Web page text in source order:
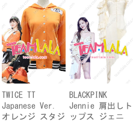
TWICE TT
Japanese Ver.
オレンジ スタジ
BLACKPINK
Jennie 肩出しト
ップス ジェニ